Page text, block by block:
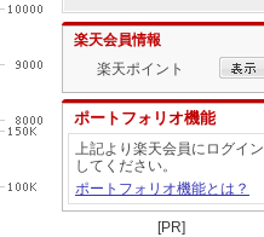
楽天会員情報
楽天ポイント
ポートフォリオ機能
上記より楽天会員にログイン
してください。
ポートフォリオ機能とは？
[PR]